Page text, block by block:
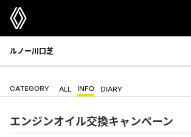
ルノー川口芝
CATEGORY ALL INFO DIARY
エンジンオイル交換キャンペーン